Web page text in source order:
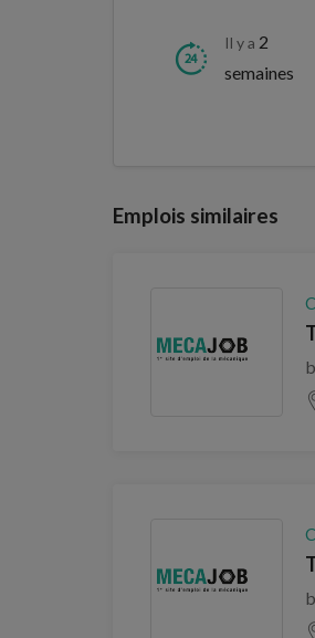
Il y a 2
semaines
Emplois similaires